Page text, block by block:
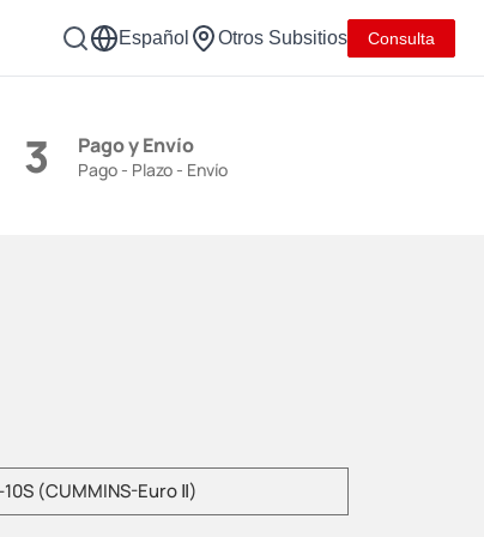
Español Otros Subsitios Consulta
3 Pago y Envío
Pago - Plazo - Envío